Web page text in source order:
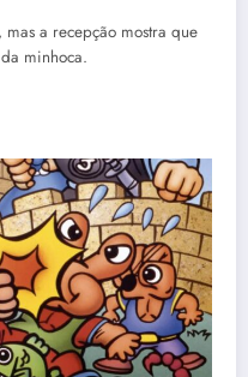
a recepção mostra que
minhoca.